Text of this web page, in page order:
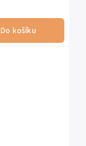
Do košíku